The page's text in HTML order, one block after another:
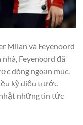
Milan và Feyenoord
Feyenoord đã
dòng ngoạn mục.
kỳ diệu trước
những tin tức